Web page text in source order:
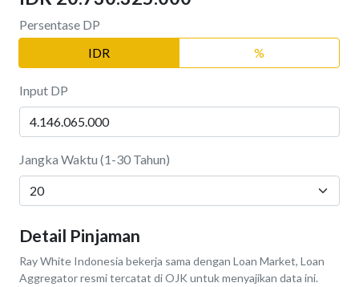
Persentase DP
IDR
%
Input DP
Jangka Waktu (1-30 Tahun)
Detail Pinjaman
Ray White Indonesia bekerja sama dengan Loan Market, Loan
Aggregator resmi tercatat di OJK untuk menyajikan data ini.